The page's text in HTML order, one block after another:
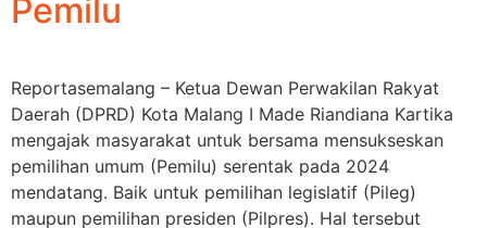
Pemilu
Reportasemalang – Ketua Dewan Perwakilan Rakyat
Daerah (DPRD) Kota Malang I Made Riandiana Kartika
mengajak masyarakat untuk bersama mensukseskan
pemilihan umum (Pemilu) serentak pada 2024
mendatang. Baik untuk pemilihan legislatif (Pileg)
maupun pemilihan presiden (Pilpres). Hal tersebut